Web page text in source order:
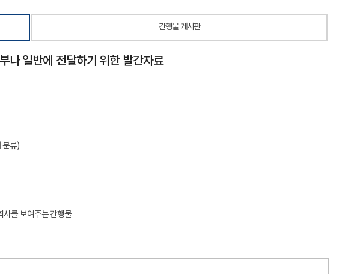
간행물 게시판
나 일반에 전달하기 위한 발간자료
분류)
사를 보여주는 간행물